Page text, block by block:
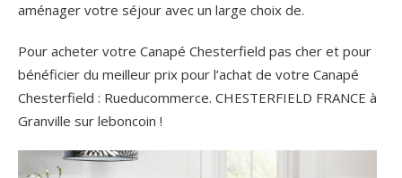
aménager votre séjour avec un large choix de.
Pour acheter votre Canapé Chesterfield pas cher et pour
bénéficier du meilleur prix pour l’achat de votre Canapé
Chesterfield : Rueducommerce. CHESTERFIELD FRANCE à
Granville sur leboncoin !